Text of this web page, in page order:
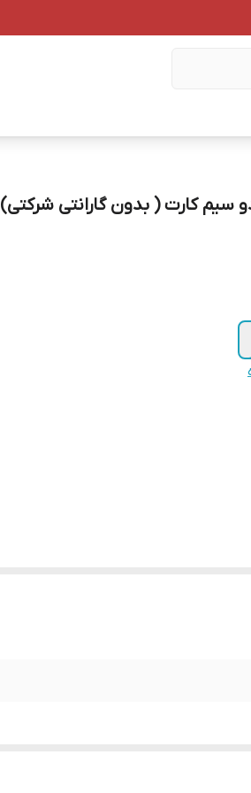
موبایل نوکیا ۲۳۰ دو سیم کارت ( بدون گارانتی شرکتی)|